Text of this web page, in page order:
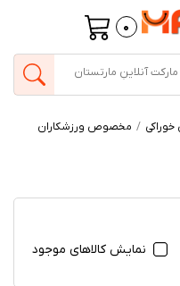
0
مخصوص ورزشکاران
نمایش کالاهای موجود